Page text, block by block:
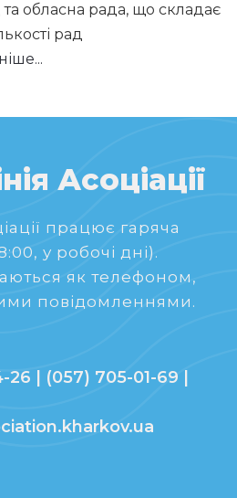
обласна рада, що складає
рад
Асоціації
працює гаряча
у робочі дні).
як телефоном,
повідомленнями.
| (057) 705-01-69 |